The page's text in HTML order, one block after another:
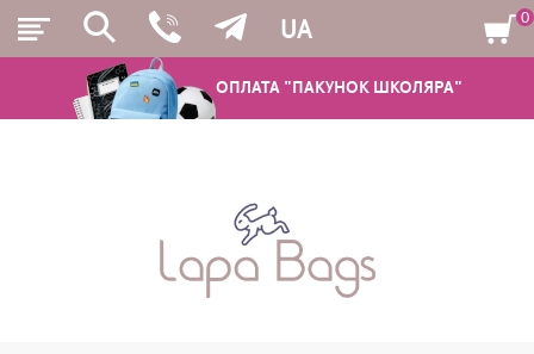
ОПЛАТА "ПАКУНОК ШКОЛЯРА"
UA
ШКІЛЬНІ РЮКЗАКИ ТА РАНЦІ
0